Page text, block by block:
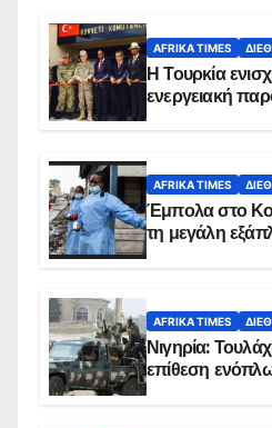
AFRIKA TIMES
Η Τουρκία
ενεργειακή
AFRIKA TIMES
Έμπολα στο
τη μεγάλη
AFRIKA TIMES
Νιγηρία:
επίθεση